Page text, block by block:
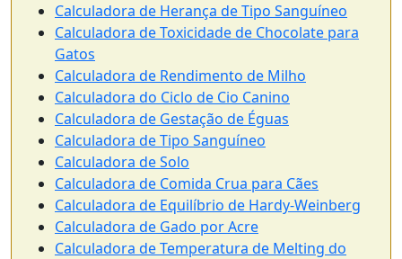
Calculadora de Herança de Tipo Sanguíneo
Calculadora de Toxicidade de Chocolate para
Gatos
Calculadora de Rendimento de Milho
Calculadora do Ciclo de Cio Canino
Calculadora de Gestação de Éguas
Calculadora de Tipo Sanguíneo
Calculadora de Solo
Calculadora de Comida Crua para Cães
Calculadora de Equilíbrio de Hardy-Weinberg
Calculadora de Gado por Acre
Calculadora de Temperatura de Melting do